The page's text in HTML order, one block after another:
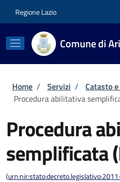
Regione Lazio
Comune di
Briciole di pane
Home / Servizi / Catasto
Procedura abilitativa
Procedura
semplificata
(